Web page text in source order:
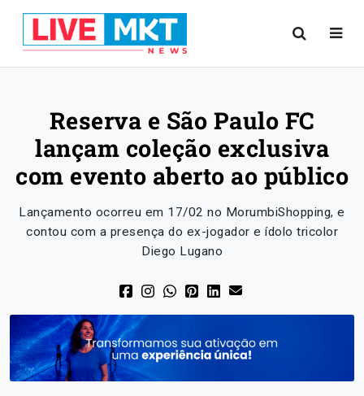
Reserva e São Paulo FC
lançam coleção exclusiva
com evento aberto ao público
Lançamento ocorreu em 17/02 no MorumbiShopping, e
contou com a presença do ex-jogador e ídolo tricolor
Diego Lugano